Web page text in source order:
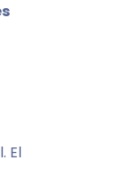
El